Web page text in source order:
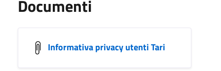
Documenti
Informativa privacy utenti Tari